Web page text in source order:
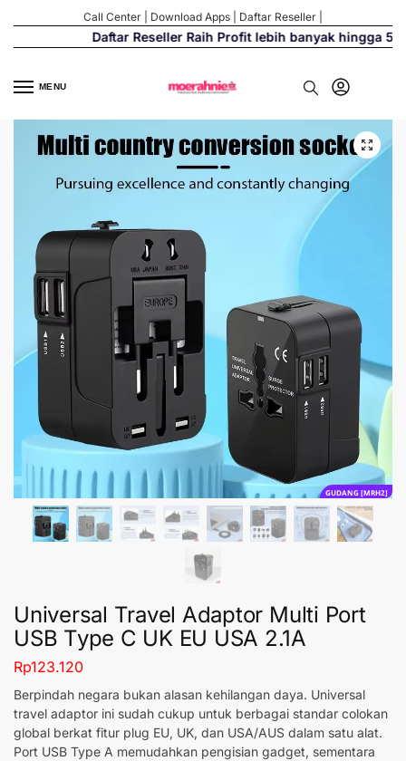
Call Center Download Apps Daftar Reseller
Daftar Reseller Raih Profit lebih banyak hingga 500%
MENU
GUDANG [MRH2]
Universal Travel Adaptor Multi Port
USB Type C UK EU USA 2.1A
Rp123.120
Berpindah negara bukan alasan kehilangan daya. Universal
travel adaptor ini sudah cukup untuk berbagai standar colokan
global berkat fitur plug EU, UK, dan USA/AUS dalam satu alat.
Port USB Type A memudahkan pengisian gadget, sementara